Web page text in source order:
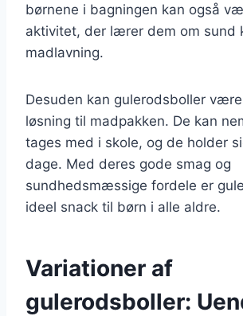
børnene i bagningen kan også
aktivitet, der lærer dem om sund
madlavning.
Desuden kan gulerodsboller
løsning til madpakken. De kan
tages med i skole, og de holder
dage. Med deres gode smag og
sundhedsmæssige fordele er
ideel snack til børn i alle aldre.
Variationer af
gulerodsboller: